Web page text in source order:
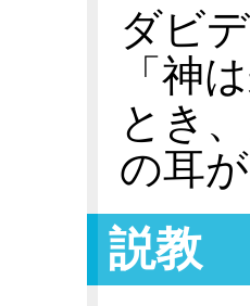
ダビ
「神
とき
の耳
説教